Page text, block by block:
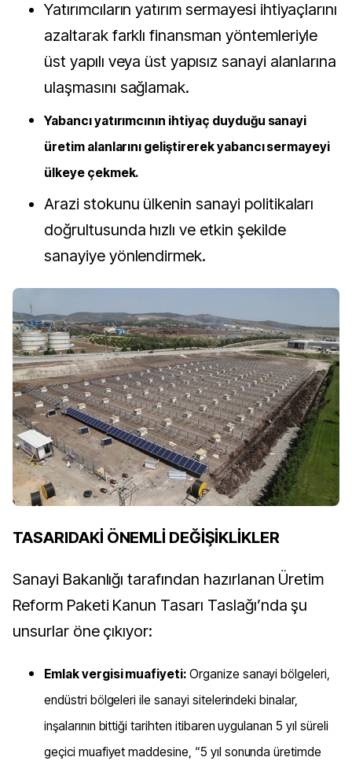
Yatırımcıların yatırım sermayesi ihtiyaçlarını
azaltarak farklı finansman yöntemleriyle
üst yapılı veya üst yapısız sanayi alanlarına
ulaşmasını sağlamak.
Yabancı yatırımcının ihtiyaç duyduğu sanayi
üretim alanlarını geliştirerek yabancı sermayeyi
ülkeye çekmek.
Arazi stokunu ülkenin sanayi politikaları
doğrultusunda hızlı ve etkin şekilde
sanayiye yönlendirmek.
TASARIDAKİ ÖNEMLİ DEĞİŞİKLİKLER
Sanayi Bakanlığı tarafından hazırlanan Üretim
Reform Paketi Kanun Tasarı Taslağı’nda şu
unsurlar öne çıkıyor:
Emlak vergisi muafiyeti: Organize sanayi bölgeleri,
endüstri bölgeleri ile sanayi sitelerindeki binalar,
inşalarının bittiği tarihten itibaren uygulanan 5 yıl süreli
geçici muafiyet maddesine, “5 yıl sonunda üretimde